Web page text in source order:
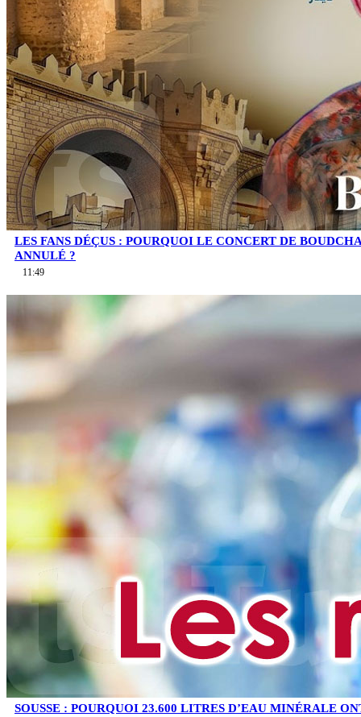
LES FANS DÉÇUS : POURQUOI LE CONCERT DE
ANNULÉ ?
11:49
SOUSSE : POURQUOI 23.600 LITRES D’EAU MINÉRALE